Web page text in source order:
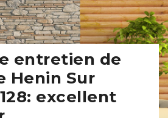
entretien de
Henin Sur
excellent